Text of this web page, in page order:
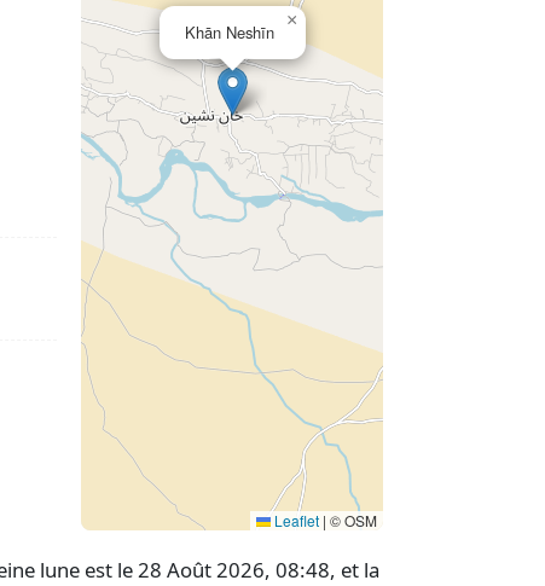
Khān Neshīn
×
Leaflet | © OSM
lune est le 28 Août 2026, 08:48, et la